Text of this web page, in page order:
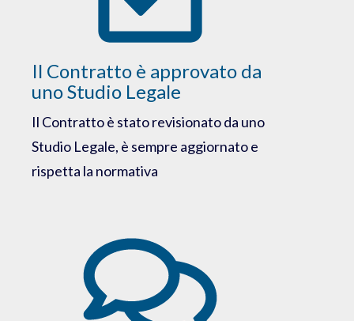
Il Contratto è approvato da
uno Studio Legale
Il Contratto è stato revisionato da uno
Studio Legale, è sempre aggiornato e
rispetta la normativa